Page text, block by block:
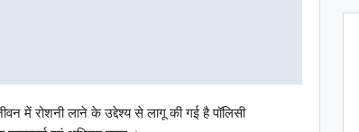
में रोशनी लाने के उद्देश्य से लागू की गई है पॉलिसी